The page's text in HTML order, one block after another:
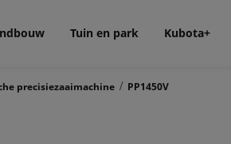
Tuin en park Kubota+
precisiezaaimachine / PP1450V